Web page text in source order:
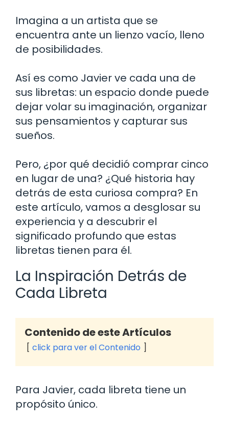
Imagina a un artista que se
encuentra ante un lienzo vacío, lleno
de posibilidades.
Así es como Javier ve cada una de
sus libretas: un espacio donde puede
dejar volar su imaginación, organizar
sus pensamientos y capturar sus
sueños.
Pero, ¿por qué decidió comprar cinco
en lugar de una? ¿Qué historia hay
detrás de esta curiosa compra? En
este artículo, vamos a desglosar su
experiencia y a descubrir el
significado profundo que estas
libretas tienen para él.
La Inspiración Detrás de
Cada Libreta
Contenido de este Artículos
click para ver el Contenido
Para Javier, cada libreta tiene un
propósito único.